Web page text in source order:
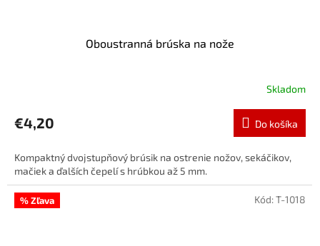
Oboustranná brúska na nože
Skladom
€4,20 Do košíka
Kompaktný dvojstupňový brúsik na ostrenie nožov, sekáčikov,
mačiek a ďalších čepelí s hrúbkou až 5 mm.
% Zľava Kód:T-1018